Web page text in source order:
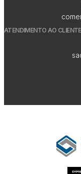
ATENDIMENTO AO CLIENTE